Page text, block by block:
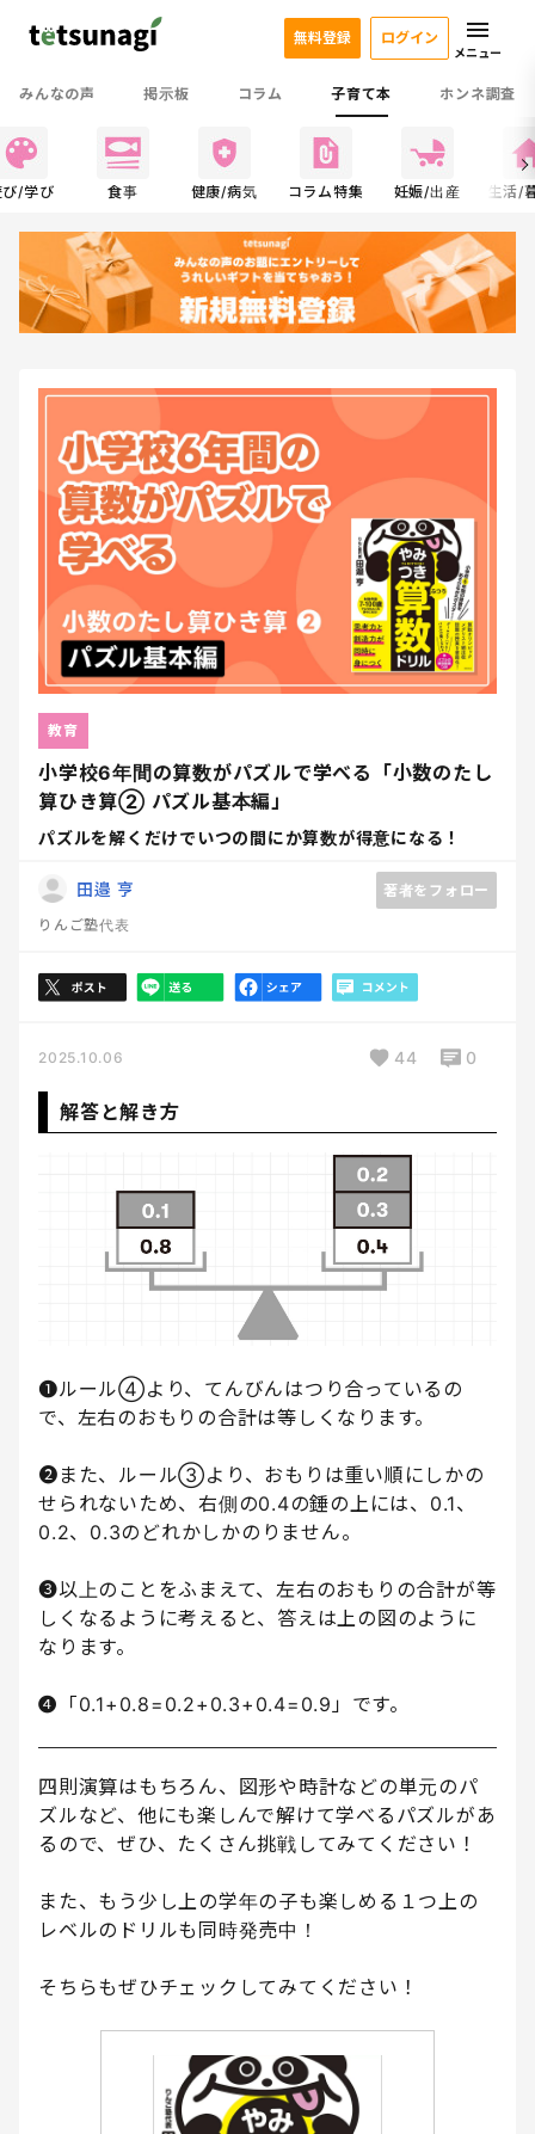
みんなの声 掲示板 コラム 子育て本 ホンネ調査
無料登録 ログイン
メニュー
び/学び 食事 健康/病気 コラム特集 妊娠/出産 生活/
小学校6年間の算数がパズルで学べる「小数のたし
算ひき算② パズル基本編」
パズルを解くだけでいつの間にか算数が得意になる！
教育
田邉 亨
著者をフォロー
りんご塾代表
2025.10.06 44 0
解答と解き方
❶ルール④より、てんびんはつり合っているの
で、左右のおもりの合計は等しくなります。
❷また、ルール③より、おもりは重い順にしかの
せられないため、右側の0.4の錘の上には、0.1、
0.2、0.3のどれかしかのりません。
❸以上のことをふまえて、左右のおもりの合計が等
しくなるように考えると、答えは上の図のように
なります。
❹「0.1+0.8=0.2+0.3+0.4=0.9」です。
四則演算はもちろん、図形や時計などの単元のパ
ズルなど、他にも楽しんで解けて学べるパズルがあ
るので、ぜひ、たくさん挑戦してみてください！
また、もう少し上の学年の子も楽しめる１つ上の
レベルのドリルも同時発売中！
そちらもぜひチェックしてみてください！